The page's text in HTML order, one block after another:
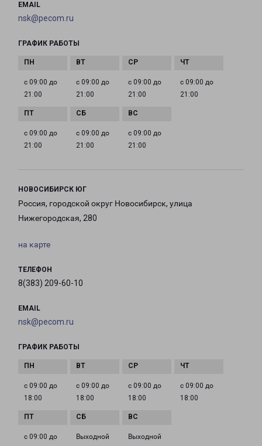
EMAIL
nsk@pecom.ru
ГРАФИК РАБОТЫ
с 09:00 до
21:00
с 09:00 до
21:00
с 09:00 до
21:00
с 09:00 до
21:00
с 09:00 до
21:00
с 09:00 до
21:00
с 09:00 до
21:00
НОВОСИБИРСК ЮГ
Россия, городской округ Новосибирск, улица
Нижегородская, 280
на карте
ТЕЛЕФОН
8(383) 209-60-10
EMAIL
nsk@pecom.ru
ГРАФИК РАБОТЫ
с 09:00 до
18:00
с 09:00 до
18:00
с 09:00 до
18:00
с 09:00 до
18:00
с 09:00 до
Выходной Выходной